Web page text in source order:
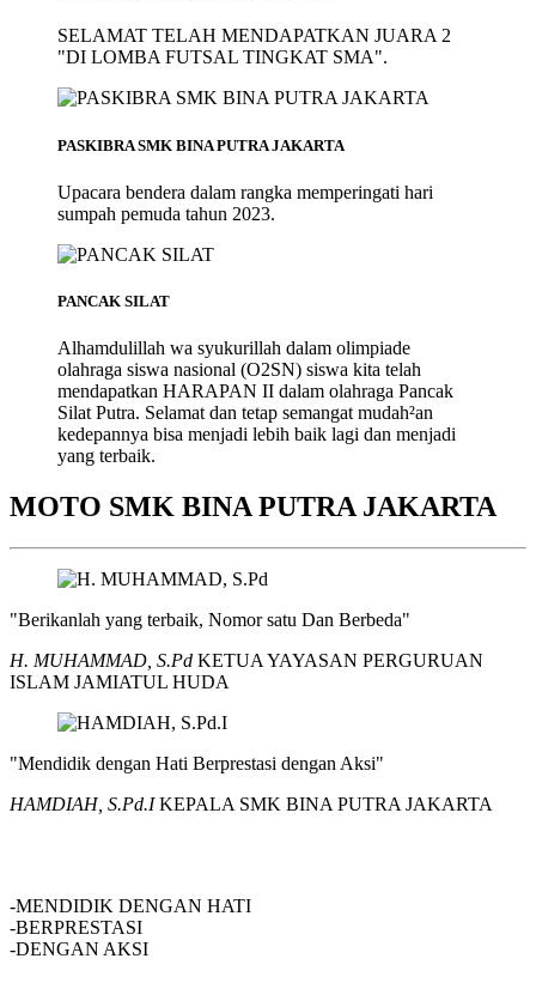
SELAMAT TELAH MENDAPATKAN JUARA 2
"DI LOMBA FUTSAL TINGKAT SMA".
PASKIBRA SMK BINA PUTRA JAKARTA
Upacara bendera dalam rangka memperingati hari
sumpah pemuda tahun 2023.
PANCAK SILAT
Alhamdulillah wa syukurillah dalam olimpiade
olahraga siswa nasional (O2SN) siswa kita telah
mendapatkan HARAPAN II dalam olahraga Pancak
Silat Putra. Selamat dan tetap semangat mudah²an
kedepannya bisa menjadi lebih baik lagi dan menjadi
yang terbaik.
MOTO SMK BINA PUTRA JAKARTA
"Berikanlah yang terbaik, Nomor satu Dan Berbeda"
H. MUHAMMAD, S.Pd KETUA YAYASAN PERGURUAN
ISLAM JAMIATUL HUDA
"Mendidik dengan Hati Berprestasi dengan Aksi"
HAMDIAH, S.Pd.IKEPALA SMK BINA PUTRA JAKARTA
-MENDIDIK DENGAN HATI
-BERPRESTASI
-DENGAN AKSI